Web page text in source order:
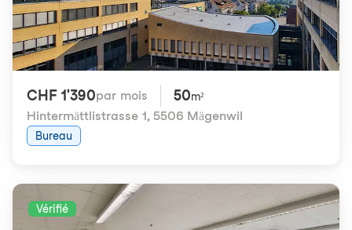
CHF 1'390par mois 50m²
Hintermättlistrasse 1, 5506 Mägenwil
Bureau
Vérifié